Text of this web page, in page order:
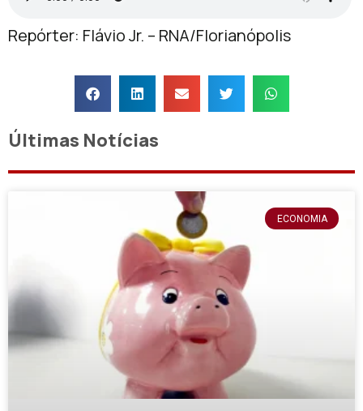
Repórter: Flávio Jr. – RNA/Florianópolis
Últimas Notícias
ECONOMIA